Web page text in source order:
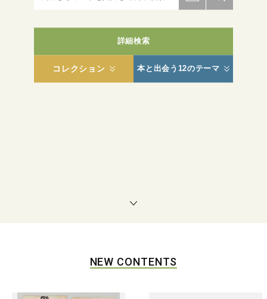
詳細検索
コレクション 本と出会う12のテーマ
NEW CONTENTS